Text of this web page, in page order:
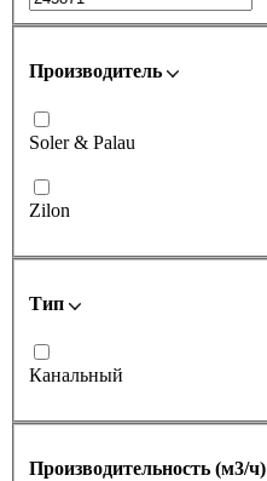
Производитель
Soler & Palau
Zilon
Тип
Канальный
Производительность (м3/ч)